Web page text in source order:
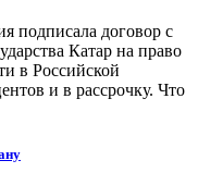
подписала договор с
Катар на право
в Российской
и в рассрочку. Что